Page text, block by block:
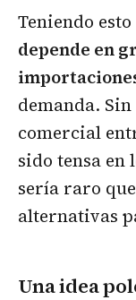
Teniendo
depende en
demanda.
comercial
sido tensa en
sería raro
alternativas
Una idea